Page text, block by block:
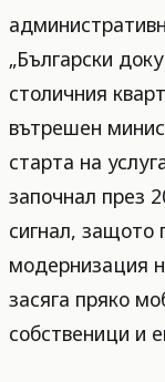
„Български
столичния
вътрешен
старта на
започнал през
сигнал, защото
модернизация
засяга пряко
собственици и